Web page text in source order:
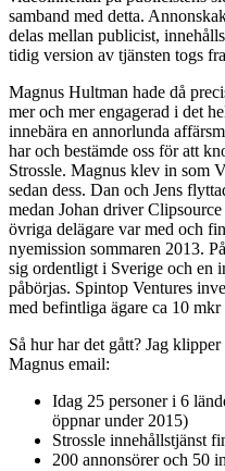
samband med detta.
delas mellan publicist,
tidig version av tjänsten togs
Magnus Hultman hade då
mer och mer engagerad i det
innebära en annorlunda
har och bestämde oss för att
Strossle. Magnus klev in som
sedan dess. Dan och Jens
medan Johan driver
övriga delägare var med och
nyemission sommaren 2013.
sig ordentligt i Sverige och en
påbörjas. Spintop Ventures
med befintliga ägare ca 10
Så hur har det gått? Jag
Magnus email:
Idag 25 personer i 6
öppnar under 2015)
Strossle innehållstjänst
200 annonsörer och 50